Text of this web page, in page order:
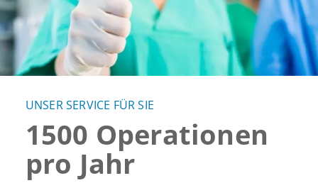
UNSER SERVICE FÜR SIE
1500 Operationen
pro Jahr